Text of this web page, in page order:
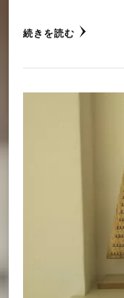
続きを読む